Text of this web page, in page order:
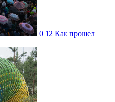
0 12 Как прошел